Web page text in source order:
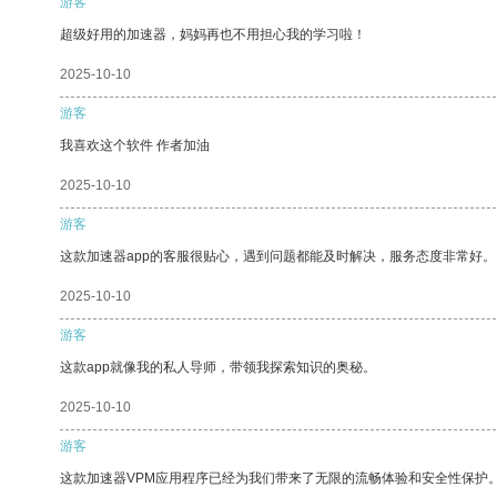
超级好用的加速器，妈妈再也不用担心我的学习啦！
2025-10-10
游客
我喜欢这个软件 作者加油
2025-10-10
游客
这款加速器app的客服很贴心，遇到问题都能及时解决，服务态度非常好。
2025-10-10
游客
这款app就像我的私人导师，带领我探索知识的奥秘。
2025-10-10
游客
这款加速器VPM应用程序已经为我们带来了无限的流畅体验和安全性保护